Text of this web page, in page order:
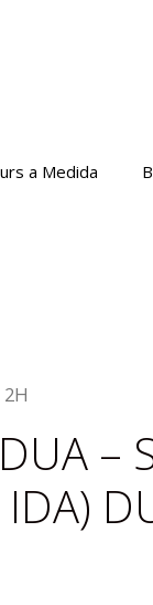
a Medida
–